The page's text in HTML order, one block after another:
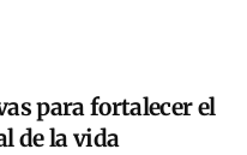
para fortalecer el
de la vida